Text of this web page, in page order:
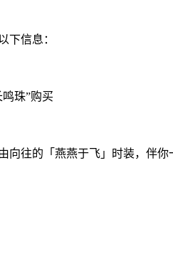
下信息：
珠”购买
向往的「燕燕于飞」时装，伴